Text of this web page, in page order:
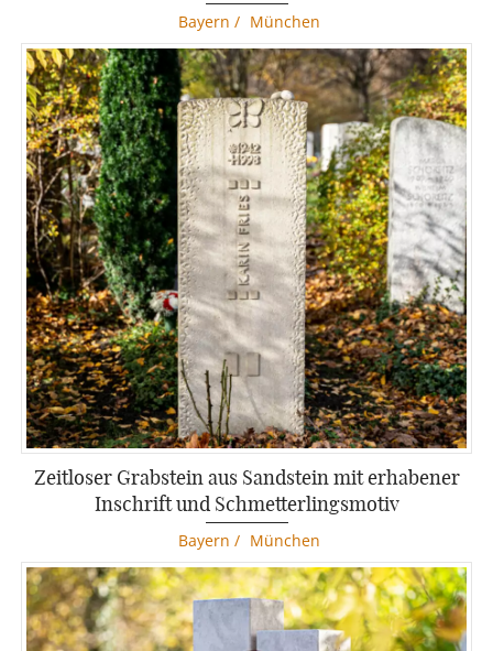
Bayern / München
Zeitloser Grabstein aus Sandstein mit erhabener
Inschrift und Schmetterlingsmotiv
Bayern / München